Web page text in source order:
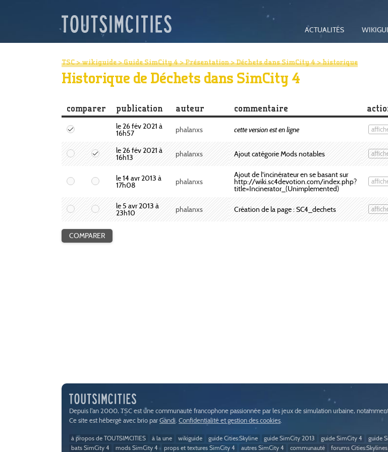
ACTUALITÉS
TSC>wikiguide>Guide SimCity 4>Présentation>Déchets dans SimCity 4> historique
Historique de Déchets dans SimCity 4
comparer publication auteur commentaire
le 26 fév 2021 à
16h57 phalanxs cette version est en ligne
le 26 fév 2021 à
16h13 phalanxs Ajout catégorie Mods notables
le 14 avr 2013 à
17h08 phalanxs
Ajout de l'incinérateur en se basant sur
http://wiki.sc4devotion.com/index.php?
title=Incinerator_(Unimplemented)
le 5 avr 2013 à
23h10 phalanxs Création de la page : SC4_dechets
Depuis l'an 2000, TSC est une communauté francophone passionnée par les jeux de simulation urbaine,
Ce site est hébergé avec brio par Gandi Confidentialité et gestion des cookies
à propos de TOUTSIMCITIES à la une wikiguide guide Cities:Skyline guide SimCity 2013 guide SimCity 4 guide
bats SimCity 4
mods SimCity 4 props et textures SimCity 4 autres SimCity 4 communauté forums Cities:Skylines